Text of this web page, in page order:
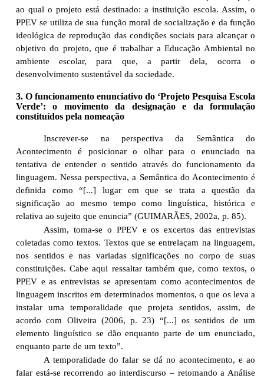
ao qual o projeto está destinado: a instituição escola. Assim, o
PPEV se utiliza de sua função moral de socialização e da função
ideológica de reprodução das condições sociais para alcançar o
objetivo do projeto, que é trabalhar a Educação Ambiental no
ambiente escolar, para que, a partir dela, ocorra o
desenvolvimento sustentável da sociedade.
3. O funcionamento enunciativo do ‘Projeto Pesquisa Escola
Verde’: o movimento da designação e da formulação
constituídos pela nomeação
Inscrever-se na perspectiva da Semântica do
Acontecimento é posicionar o olhar para o enunciado na
tentativa de entender o sentido através do funcionamento da
linguagem. Nessa perspectiva, a Semântica do Acontecimento é
definida como “[...] lugar em que se trata a questão da
significação ao mesmo tempo como linguística, histórica e
relativa ao sujeito que enuncia” (GUIMARÃES, 2002a, p. 85).
Assim, toma-se o PPEV e os excertos das entrevistas
coletadas como textos. Textos que se entrelaçam na linguagem,
nos sentidos e nas variadas significações no corpo de suas
constituições. Cabe aqui ressaltar também que, como textos, o
PPEV e as entrevistas se apresentam como acontecimentos de
linguagem inscritos em determinados momentos, o que os leva a
instalar uma temporalidade que projeta sentidos, assim, de
acordo com Oliveira (2006, p. 23) “[...] os sentidos de um
elemento linguístico se dão enquanto parte de um enunciado,
enquanto parte de um texto”.
A temporalidade do falar se dá no acontecimento, e ao
falar está-se recorrendo ao interdiscurso – retomando a Análise